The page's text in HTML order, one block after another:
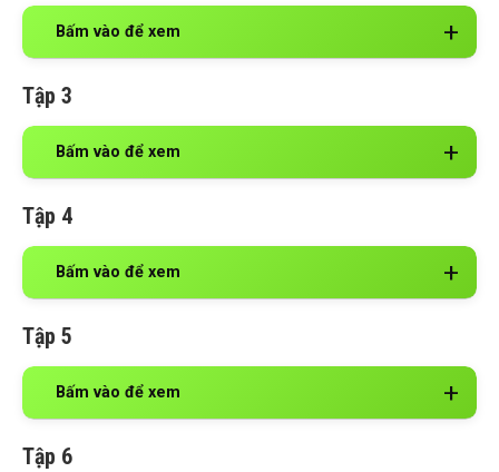
Bấm vào để xem
Tập 3
Bấm vào để xem
Tập 4
Bấm vào để xem
Tập 5
Bấm vào để xem
Tập 6